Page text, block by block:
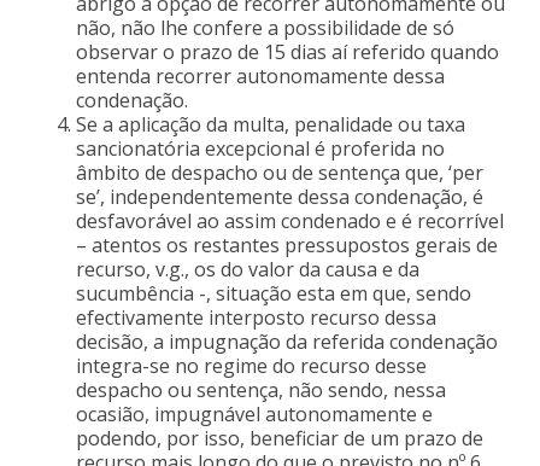
não, não lhe confere a possibilidade de só
observar o prazo de 15 dias aí referido quando
entenda recorrer autonomamente dessa
condenação.
Se a aplicação da multa, penalidade ou taxa
sancionatória excepcional é proferida no
âmbito de despacho ou de sentença que, ‘per
se’, independentemente dessa condenação, é
desfavorável ao assim condenado e é recorrível
– atentos os restantes pressupostos gerais de
recurso, v.g., os do valor da causa e da
sucumbência -, situação esta em que, sendo
efectivamente interposto recurso dessa
decisão, a impugnação da referida condenação
integra-se no regime do recurso desse
despacho ou sentença, não sendo, nessa
ocasião, impugnável autonomamente e
podendo, por isso, beneficiar de um prazo de